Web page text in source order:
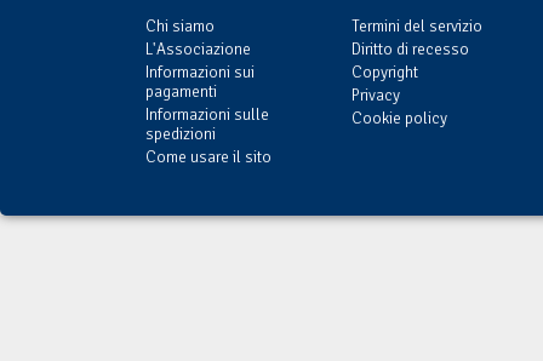
Chi siamo
L'Associazione
Informazioni sui
pagamenti
Informazioni sulle
spedizioni
Come usare il sito
Termini del servizio
Diritto di recesso
Copyright
Privacy
Cookie policy